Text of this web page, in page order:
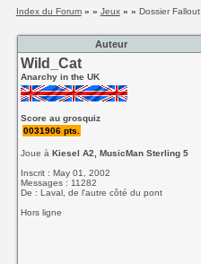
Index du Forum» » Jeux» » Dossier Fallout
Auteur
Wild_Cat
Anarchy in the UK
Score au grosquiz
0031906 pts.
Joue àKiesel A2, MusicMan Sterling 5
Inscrit : May 01, 2002
Messages : 11282
De : Laval, de l'autre côté du pont
Hors ligne